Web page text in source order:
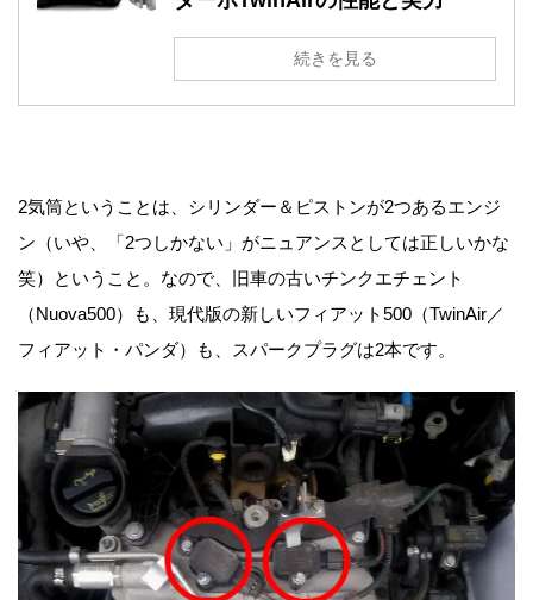
続きを見る
2気筒ということは、シリンダー＆ピストンが2つあるエンジ
ン（いや、「2つしかない」がニュアンスとしては正しいかな
笑）ということ。なので、旧車の古いチンクエチェント
（Nuova500）も、現代版の新しいフィアット500（TwinAir／
フィアット・パンダ）も、スパークプラグは2本です。